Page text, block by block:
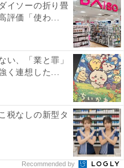
日・15日・20日・25
実施。対象日にエントリ
別価格になるほか、ポ
中には、期間限定のス
く場合もあります。旅行
の機会を活用しましょ
イソーの折り畳
評価「使わ...
い、「業と罪」
く連想した...
税なしの新型タ
Recommended by